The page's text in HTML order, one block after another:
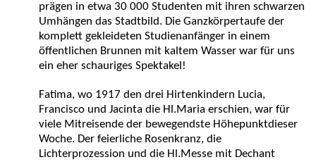
prägen in etwa 30 000 Studenten mit ihren schwarzen
Umhängen das Stadtbild. Die Ganzkörpertaufe der
komplett gekleideten Studienanfänger in einem
öffentlichen Brunnen mit kaltem Wasser war für uns
ein eher schauriges Spektakel!
Fatima, wo 1917 den drei Hirtenkindern Lucia,
Francisco und Jacinta die Hl.Maria erschien, war für
viele Mitreisende der bewegendste Höhepunktdieser
Woche. Der feierliche Rosenkranz, die
Lichterprozession und die Hl.Messe mit Dechant